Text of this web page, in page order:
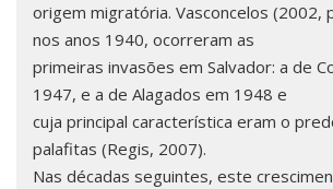
origem migratória. Vasconcelos (2002,
nos anos 1940, ocorreram as
primeiras invasões em Salvador: a de
1947, e a de Alagados em 1948 e
cuja principal característica eram o
palafitas (Regis, 2007).
Nas décadas seguintes, este